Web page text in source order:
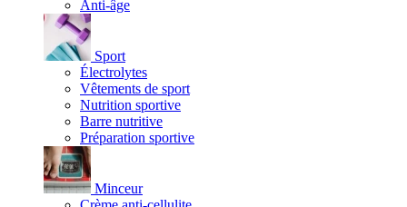
Anti-âge
Sport
Électrolytes
Vêtements de sport
Nutrition sportive
Barre nutritive
Préparation sportive
Minceur